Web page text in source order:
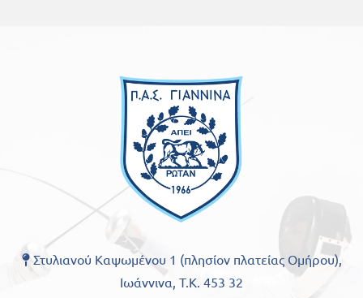
Στυλιανού Καψωμένου 1 (πλησίον πλατείας Ομήρου),
Ιωάννινα, Τ.Κ. 453 32